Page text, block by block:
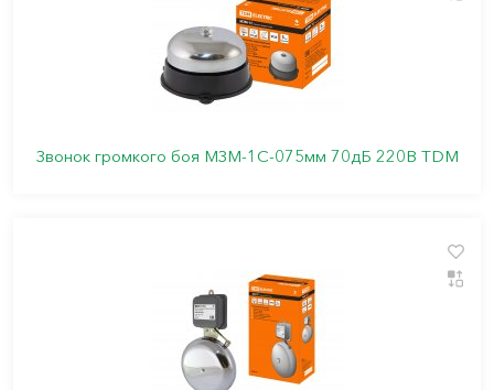
Звонок громкого боя МЗМ-1С-075мм 70дБ 220В TDM